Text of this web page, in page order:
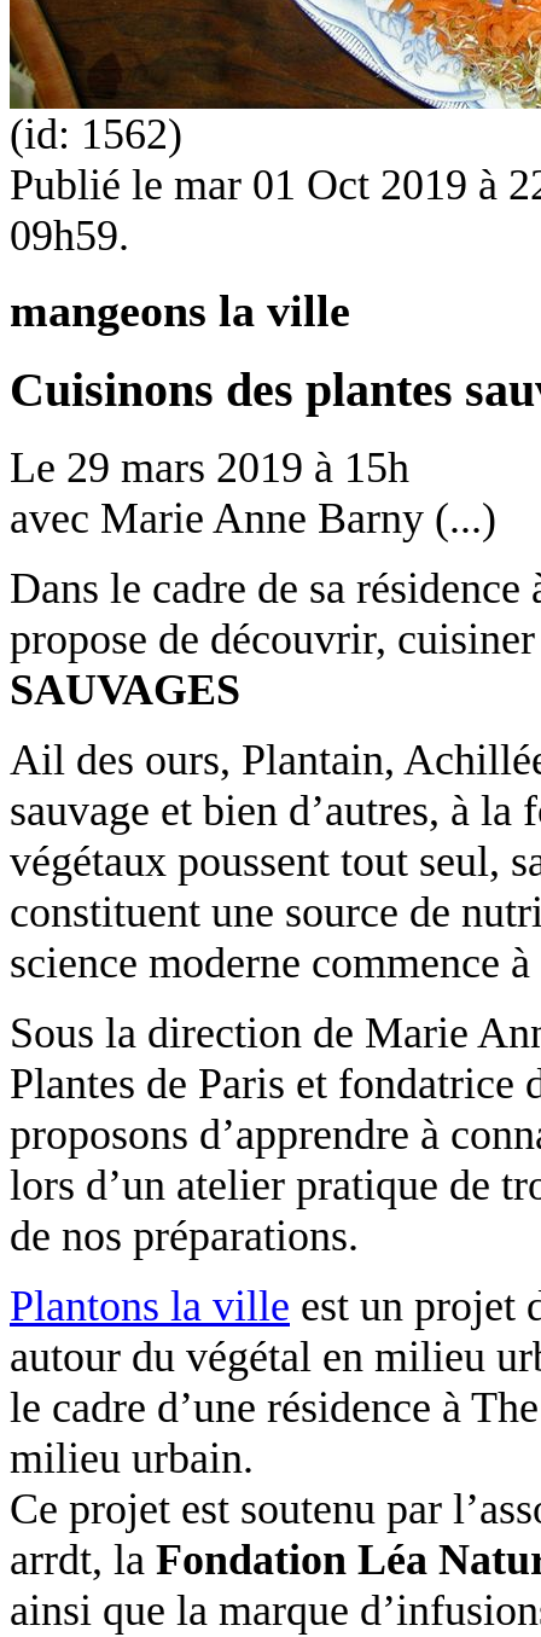
(id: 1562)
Publié le mar 01 Oct 2019 à
09h59.
mangeons la ville
Cuisinons des plantes
Le 29 mars 2019 à 15h
avec Marie Anne Barny (...)
Dans le cadre de sa résidence
propose de découvrir,
SAUVAGES
Ail des ours, Plantain,
sauvage et bien d’autres, à la
végétaux poussent tout seul,
constituent une source de
science moderne commence
Sous la direction de Marie
Plantes de Paris et fondatrice
proposons d’apprendre à
lors d’un atelier pratique de
de nos préparations.
Plantons la ville est un projet
autour du végétal en milieu
le cadre d’une résidence à
milieu urbain.
Ce projet est soutenu par
arrdt, la Fondation Léa
ainsi que la marque